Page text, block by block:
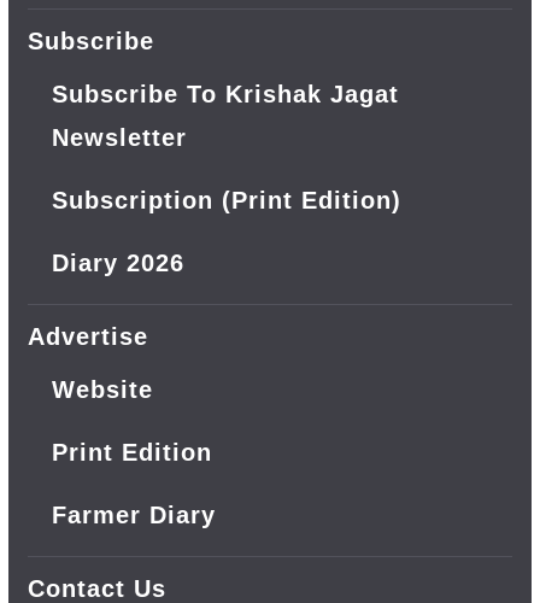
Subscribe
Subscribe To Krishak Jagat
Newsletter
Subscription (Print Edition)
Diary 2026
Advertise
Website
Print Edition
Farmer Diary
Contact Us